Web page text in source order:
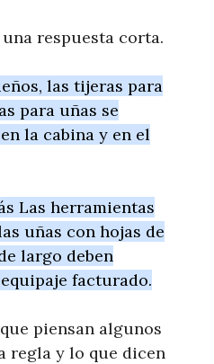
una respuesta corta.
las tijeras para
para uñas se
la cabina y en el
Las herramientas
uñas con hojas de
largo deben
facturado.
piensan algunos
regla y lo que dicen